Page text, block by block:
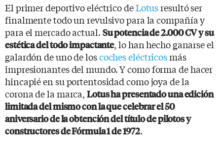
El primer deportivo eléctrico deLotusresultó ser
finalmente todo un revulsivo para la compañía y
para el mercado actual. Su potencia de 2.000 CV y su
estética del todo impactante, lo han hecho ganarse el
galardón de uno de loscoches eléctricosmás
impresionantes del mundo. Y como forma de hacer
hincapié en su portentosidad como joya de la
corona de la marca, Lotus ha presentado una edición
limitada del mismo con la que celebrar el 50
aniversario de la obtención del título de pilotos y
constructores de Fórmula 1 de 1972.